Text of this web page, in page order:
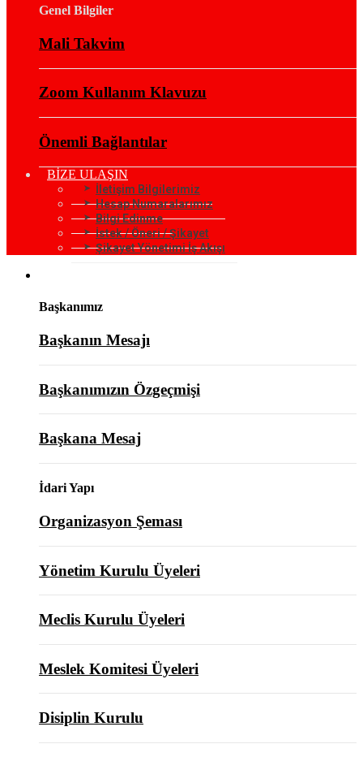
Genel Bilgiler
Mali Takvim
Zoom Kullanım Klavuzu
Önemli Bağlantılar
BİZE ULAŞIN
İletişim Bilgilerimiz
Hesap Numaralarımız
Bilgi Edinme
İstek / Öneri / Şikayet
Şikayet Yönetimi İş Akışı
Başkanımız
Başkanın Mesajı
Başkanımızın Özgeçmişi
Başkana Mesaj
İdari Yapı
Organizasyon Şeması
Yönetim Kurulu Üyeleri
Meclis Kurulu Üyeleri
Meslek Komitesi Üyeleri
Disiplin Kurulu